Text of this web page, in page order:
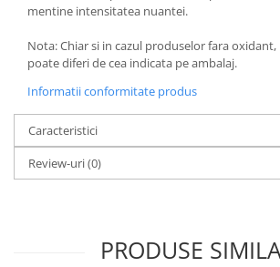
mentine intensitatea nuantei.
​​​​​​​Nota: Chiar si in cazul produselor fara
poate diferi de cea indicata pe ambalaj.
Informatii conformitate produs
Caracteristici
Review-uri(0)
PRODUSE